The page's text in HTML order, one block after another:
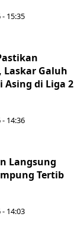
15:35
Laskar Galuh
Asing di Liga 2
14:36
Langsung
Tertib
14:03